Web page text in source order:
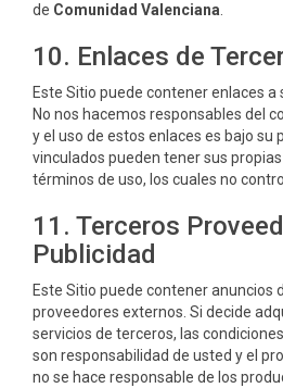
de Comunidad Valenciana
10. Enlaces de
Este Sitio puede contener enlaces a
No nos hacemos responsables del
y el uso de estos enlaces es bajo su
vinculados pueden tener sus
términos de uso, los cuales no
11. Terceros
Publicidad
Este Sitio puede contener anuncios
proveedores externos. Si decide
servicios de terceros, las
son responsabilidad de usted y el
no se hace responsable de los